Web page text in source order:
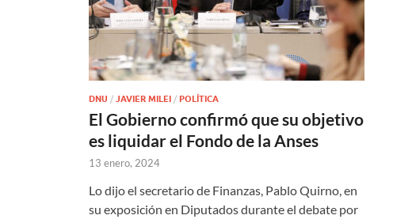
DNU / JAVIER MILEI / POLÍTICA
El Gobierno confirmó que su objetivo
es liquidar el Fondo de la Anses
13 enero, 2024
Lo dijo el secretario de Finanzas, Pablo Quirno, en
su exposición en Diputados durante el debate por